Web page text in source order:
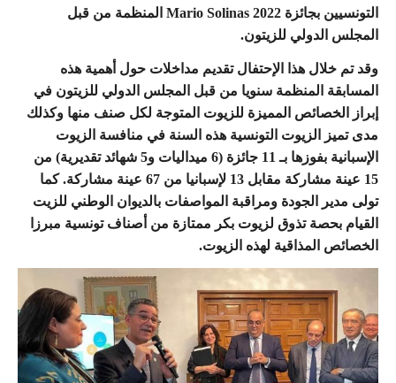
التونسيين بجائزة Mario Solinas 2022 المنظمة من قبل
المجلس الدولي للزيتون.
وقد تم خلال هذا الإحتفال تقديم مداخلات حول أهمية هذه
المسابقة المنظمة سنويا من قبل المجلس الدولي للزيتون في
إبراز الخصائص المميزة للزيوت المتوجة لكل صنف منها وكذلك
مدى تميز الزيوت التونسية هذه السنة في منافسة الزيوت
الإسبانية بفوزها بـ 11 جائزة (6 ميداليات و5 شهائد تقديرية) من
15 عينة مشاركة مقابل 13 لإسبانيا من 67 عينة مشاركة. كما
تولى مدير الجودة ومراقبة المواصفات بالديوان الوطني للزيت
القيام بحصة تذوق لزيوت بكر ممتازة من أصناف تونسية مبرزا
الخصائص المذاقية لهذه الزيوت.